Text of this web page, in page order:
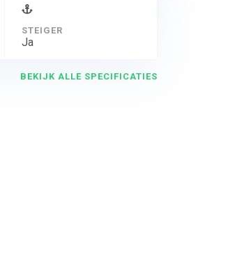
STEIGER
Ja
BEKIJK ALLE SPECIFICATIES